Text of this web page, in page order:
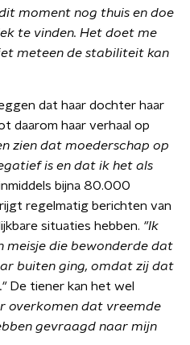
moment nog thuis en doe
te vinden. Het doet me
meteen de stabiliteit kan
dat haar dochter haar
daarom haar verhaal op
zien dat moederschap op
is en dat ik het als
bijna 80.000
regelmatig berichten van
situaties hebben. "Ik
meisje die bewonderde dat
buiten ging, omdat zij dat
De tiener kan het wel
overkomen dat vreemde
gevraagd naar mijn